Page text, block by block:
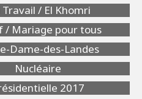
Travail / El Khomri
/ Mariage pour tous
Dame-des-Landes
Nucléaire
2017